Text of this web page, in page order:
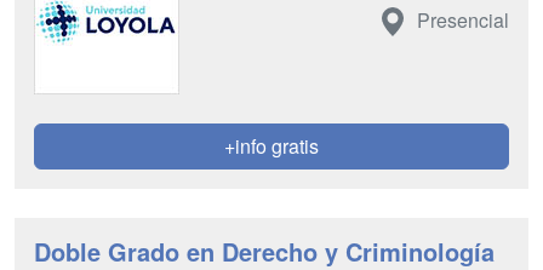
Presencial
+info gratis
Doble Grado en Derecho y Criminología